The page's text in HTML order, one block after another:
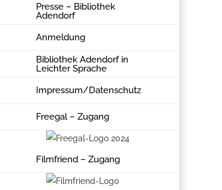
Presse – Bibliothek
Adendorf
Anmeldung
Bibliothek Adendorf in
Leichter Sprache
Impressum/Datenschutz
Freegal – Zugang
Filmfriend – Zugang